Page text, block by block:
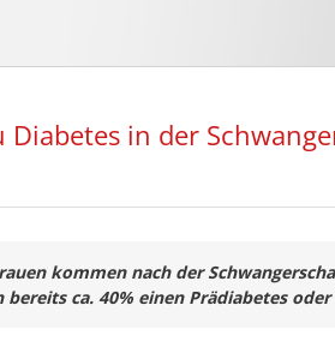
Diabetes in der
kommen nach der
bereits ca. 40% einen Prädiabetes